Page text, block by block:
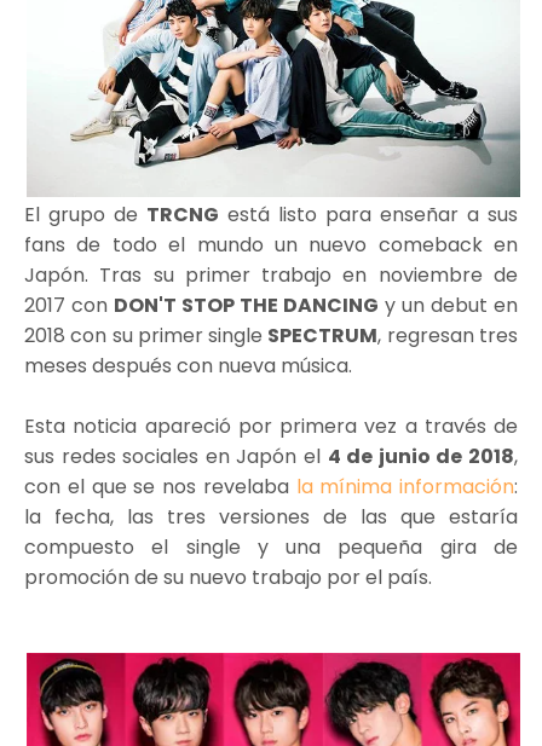
El grupo de TRCNG está listo para enseñar a sus
fans de todo el mundo un nuevo comeback en
Japón. Tras su primer trabajo en noviembre de
2017 con DON'T STOP THE DANCING y un debut en
2018 con su primer single SPECTRUM, regresan tres
meses después con nueva música.
Esta noticia apareció por primera vez a través de
sus redes sociales en Japón el 4 de junio de 2018,
con el que se nos revelaba la mínima información:
la fecha, las tres versiones de las que estaría
compuesto el single y una pequeña gira de
promoción de su nuevo trabajo por el país.